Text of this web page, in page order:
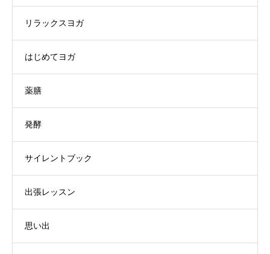
リラックスヨガ
はじめてヨガ
薬膳
発酵
サイレントブック
出張レッスン
思い出